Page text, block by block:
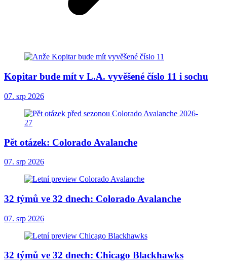
Kopitar bude mít v L.A. vyvěšené číslo 11 i sochu
07. srp 2026
Pět otázek: Colorado Avalanche
07. srp 2026
32 týmů ve 32 dnech: Colorado Avalanche
07. srp 2026
32 týmů ve 32 dnech: Chicago Blackhawks